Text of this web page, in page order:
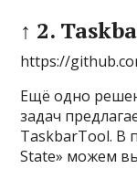
↑ 2.
https://
Ещё одно
задач
TaskbarTool. В
State» можем